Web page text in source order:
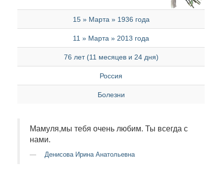
15 » Марта » 1936 года
11 » Марта » 2013 года
76 лет (11 месяцев и 24 дня)
Россия
Болезни
Мамуля,мы тебя очень любим. Ты всегда с
нами.
Денисова Ирина Анатольевна